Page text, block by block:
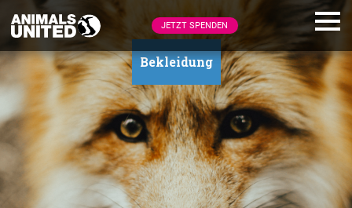
JETZT SPENDEN
Bekleidung